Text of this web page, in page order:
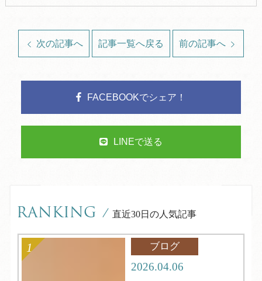
次の記事へ 記事一覧へ戻る 前の記事へ
FACEBOOKでシェア！
LINEで送る
RANKING / 直近30日の人気記事
ブログ
2026.04.06